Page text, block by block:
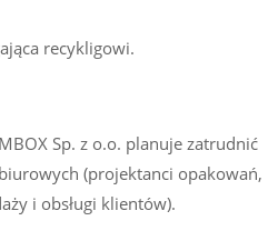
recykligowi.
Sp. z o.o. planuje zatrudnić
(projektanci opakowań,
i obsługi klientów).